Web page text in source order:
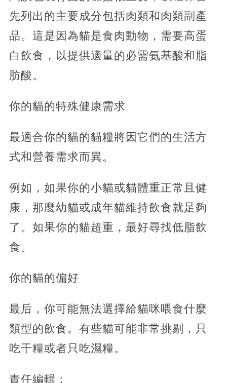
先列出的主要成分包括肉類和肉類副產
品。這是因為貓是食肉動物，需要高蛋
白飲食，以提供適量的必需氨基酸和脂
肪酸。
你的貓的特殊健康需求
最適合你的貓的貓糧將因它們的生活方
式和營養需求而異。
例如，如果你的小貓或貓體重正常且健
康，那麼幼貓或成年貓維持飲食就足夠
了。如果你的貓超重，最好尋找低脂飲
食。
你的貓的偏好
最后，你可能無法選擇給貓咪喂食什麼
類型的飲食。有些貓可能非常挑剔，只
吃干糧或者只吃濕糧。
責任編輯：